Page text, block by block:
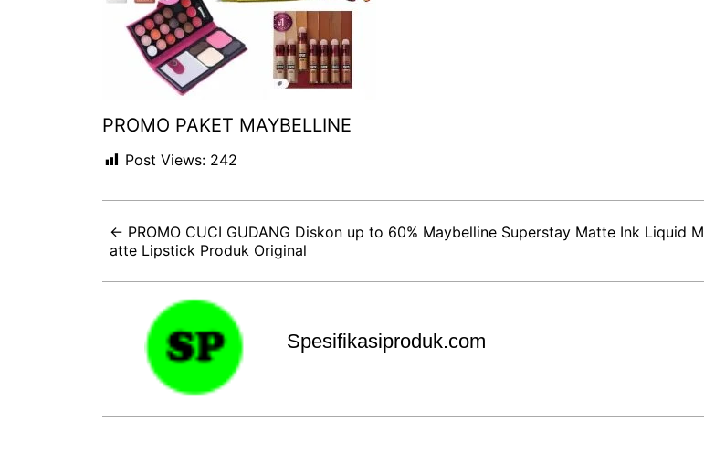
PROMO PAKET MAYBELLINE
Post Views: 242
← PROMO CUCI GUDANG Diskon up to 60% Maybelline Superstay Matte Ink Liquid M
atte Lipstick Produk Original
Spesifikasiproduk.com